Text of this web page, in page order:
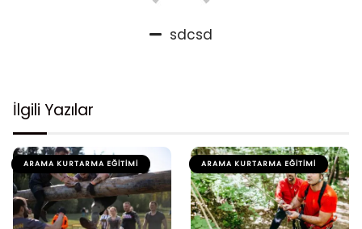
sdcsd
İlgili Yazılar
ARAMA KURTARMA EĞITIMI ARAMA KURTARMA EĞITIMI